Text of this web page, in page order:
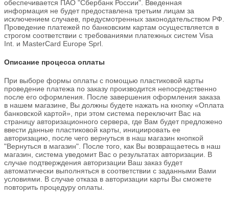
обеспечивается ПАО "Сбербанк России". Введенная
информация не будет предоставлена третьим лицам за
исключением случаев, предусмотренных законодательством РФ.
Проведение платежей по банковским картам осуществляется в
строгом соответствии с требованиями платежных систем Visa
Int. и MasterCard Europe Sprl.
Описание процесса оплаты
При выборе формы оплаты с помощью пластиковой карты
проведение платежа по заказу производится непосредственно
после его оформления. После завершения оформления заказа
в нашем магазине, Вы должны будете нажать на кнопку «Оплата
банковской картой», при этом система переключит Вас на
страницу авторизационного сервера, где Вам будет предложено
ввести данные пластиковой карты, инициировать ее
авторизацию, после чего вернуться в наш магазин кнопкой
"Вернуться в магазин". После того, как Вы возвращаетесь в наш
магазин, система уведомит Вас о результатах авторизации. В
случае подтверждения авторизации Ваш заказ будет
автоматически выполняться в соответствии с заданными Вами
условиями. В случае отказа в авторизации карты Вы сможете
повторить процедуру оплаты.